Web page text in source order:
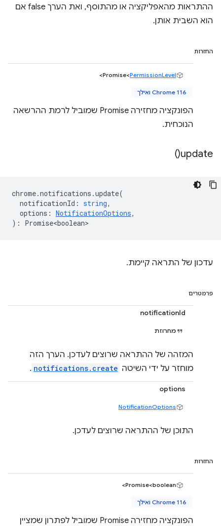
ההתראות מהאפליקציה או מהתוסף, ואת הערך false אם
הוא השבית אותן.
החזרות
Promise<PermissionLevel
>
Chrome 116 ואילך
הפונקציה מחזירה Promise שמוביל לרמת ההרשאה
הנוכחית.
update(
)
chrome.notifications .update(
notificationId : string,
options : NotificationOptions,
) : Promise<boolean>
עדכון של התראה קיימת.
פרמטרים
notificationId
מחרוזת
המזהה של ההתראה שרוצים לעדכן. הערך הזה
מוחזר על ידי השיטה notifications.create
.
options
NotificationOptions
התוכן של ההתראה שרוצים לעדכן.
החזרות
Promise<boolean>
Chrome 116 ואילך
הפונקציה מחזירה Promise שמוביל לפתרון שמציין